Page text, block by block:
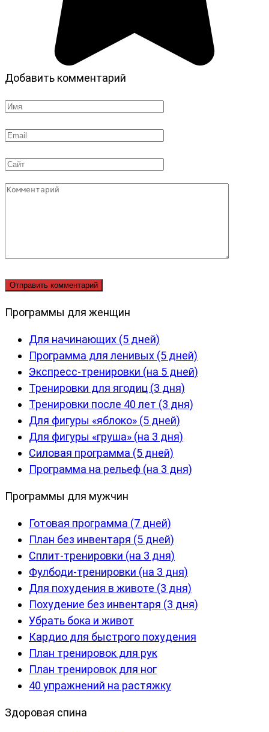
Добавить комментарий
Имя
Email
Сайт
Комментарий
Программы для женщин
Для начинающих (5 дней)
Программа для ленивых (5 дней)
Экспресс-тренировки (на 5 дней)
Тренировки для ягодиц (3 дня)
Тренировки после 40 лет (3 дня)
Для фигуры «яблоко» (5 дней)
Для фигуры «груша» (на 3 дня)
Силовая программа (5 дней)
Программа на рельеф (на 3 дня)
Программы для мужчин
Готовая программа (7 дней)
План без инвентаря (5 дней)
Сплит-тренировки (на 3 дня)
Фулбоди-тренировки (на 3 дня)
Для похудения в животе (3 дня)
Похудение без инвентаря (3 дня)
Убрать бока и живот
Кардио для быстрого похудения
План тренировок для рук
План тренировок для ног
40 упражнений на растяжку
Здоровая спина